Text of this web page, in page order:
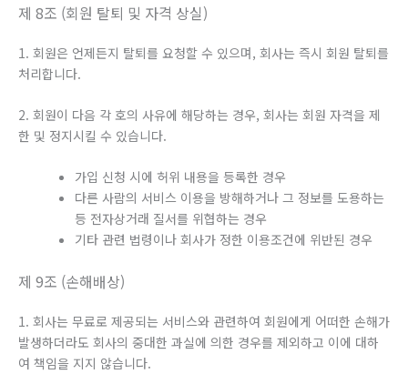
제 8조 (회원 탈퇴 및 자격 상실)
1. 회원은 언제든지 탈퇴를 요청할 수 있으며, 회사는 즉시 회원 탈퇴를
처리합니다.
2. 회원이 다음 각 호의 사유에 해당하는 경우, 회사는 회원 자격을 제
한 및 정지시킬 수 있습니다.
가입 신청 시에 허위 내용을 등록한 경우
다른 사람의 서비스 이용을 방해하거나 그 정보를 도용하는
등 전자상거래 질서를 위협하는 경우
기타 관련 법령이나 회사가 정한 이용조건에 위반된 경우
제 9조 (손해배상)
1. 회사는 무료로 제공되는 서비스와 관련하여 회원에게 어떠한 손해가
발생하더라도 회사의 중대한 과실에 의한 경우를 제외하고 이에 대하
여 책임을 지지 않습니다.